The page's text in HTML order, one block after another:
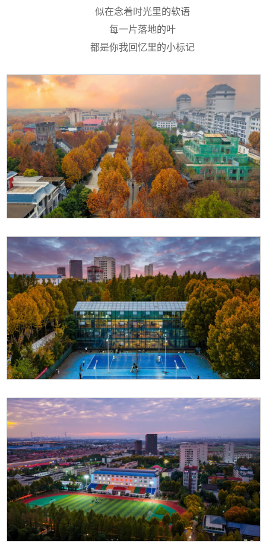
似在念着时光里的软语
每一片落地的叶
都是你我回忆里的小标记